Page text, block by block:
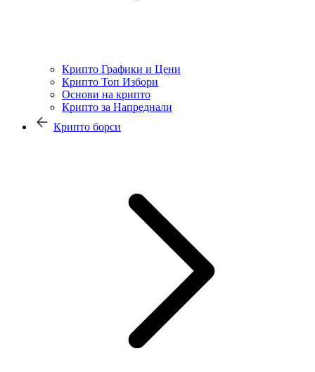
Крипто Графики и Цени
Крипто Топ Избори
Основи на крипто
Крипто за Напреднали
Крипто борси